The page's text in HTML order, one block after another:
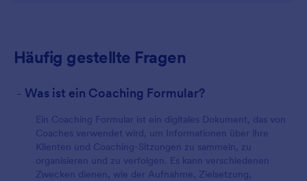
Häufig gestellte Fragen
- Was ist ein Coaching Formular?
Ein Coaching Formular ist ein digitales Dokument, das von
Coaches verwendet wird, um Informationen über ihre
Klienten und Coaching-Sitzungen zu sammeln, zu
organisieren und zu verfolgen. Es kann verschiedenen
Zwecken dienen, wie der Aufnahme, Zielsetzung,